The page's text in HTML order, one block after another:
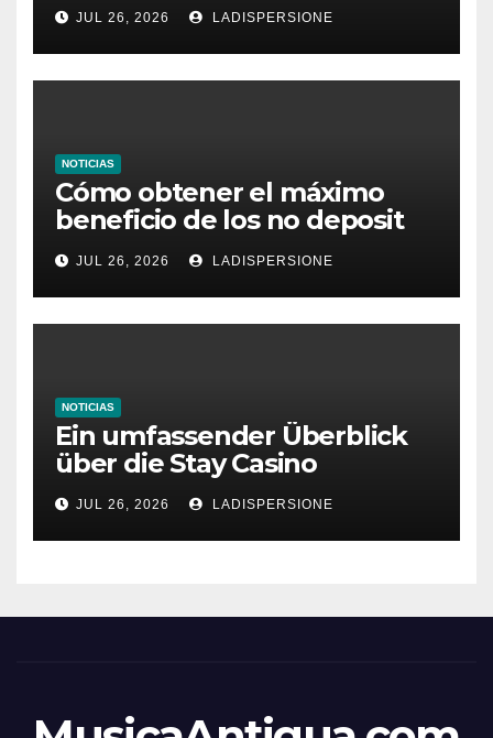
JUL 26, 2026 LADISPERSIONE
NOTICIAS
Cómo obtener el máximo
beneficio de los no deposit
bonus codes de roby casino
JUL 26, 2026 LADISPERSIONE
NOTICIAS
Ein umfassender Überblick
über die Stay Casino
Bonusbedingungen
JUL 26, 2026 LADISPERSIONE